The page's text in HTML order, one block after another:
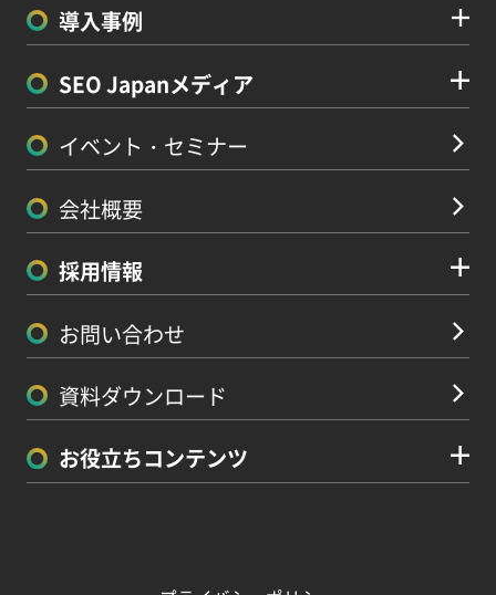
導入事例
SEO Japanメディア
イベント・セミナー
会社概要
採用情報
お問い合わせ
資料ダウンロード
お役立ちコンテンツ